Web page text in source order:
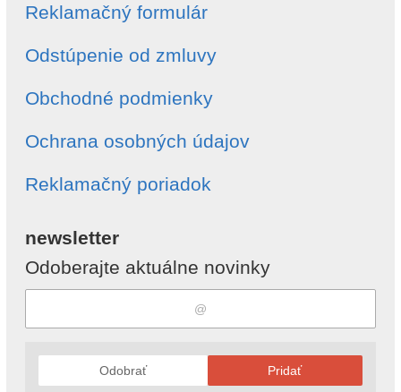
Reklamačný formulár
Odstúpenie od zmluvy
Obchodné podmienky
Ochrana osobných údajov
Reklamačný poriadok
newsletter
Odoberajte aktuálne novinky
Odobrať Pridať